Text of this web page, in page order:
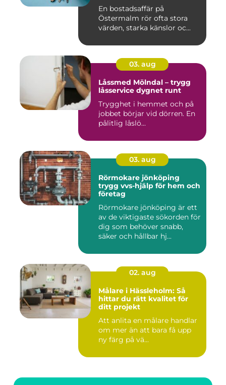
En bostadsaffär på
Östermalm rör ofta stora
värden, starka känslor oc...
03. aug
Låssmed Mölndal – trygg
låsservice dygnet runt
Trygghet i hemmet och på
jobbet börjar vid dörren. En
pålitlig låslö...
03. aug
Rörmokare jönköping
trygg vvs-hjälp för hem och
företag
Rörmokare jönköping är ett
av de viktigaste sökorden för
dig som behöver snabb,
säker och hållbar hj...
02. aug
Målare i Hässleholm: Så
hittar du rätt kvalitet för
ditt projekt
Att anlita en målare handlar
om mer än att bara få upp
ny färg på vä...